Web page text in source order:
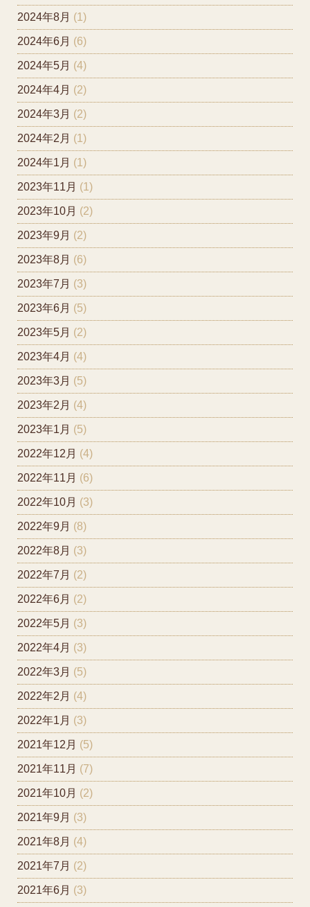
2024年8月 (1)
2024年6月 (6)
2024年5月 (4)
2024年4月 (2)
2024年3月 (2)
2024年2月 (1)
2024年1月 (1)
2023年11月 (1)
2023年10月 (2)
2023年9月 (2)
2023年8月 (6)
2023年7月 (3)
2023年6月 (5)
2023年5月 (2)
2023年4月 (4)
2023年3月 (5)
2023年2月 (4)
2023年1月 (5)
2022年12月 (4)
2022年11月 (6)
2022年10月 (3)
2022年9月 (8)
2022年8月 (3)
2022年7月 (2)
2022年6月 (2)
2022年5月 (3)
2022年4月 (3)
2022年3月 (5)
2022年2月 (4)
2022年1月 (3)
2021年12月 (5)
2021年11月 (7)
2021年10月 (2)
2021年9月 (3)
2021年8月 (4)
2021年7月 (2)
2021年6月 (3)